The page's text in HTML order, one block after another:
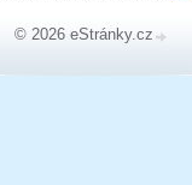
© 2026 eStránky.cz